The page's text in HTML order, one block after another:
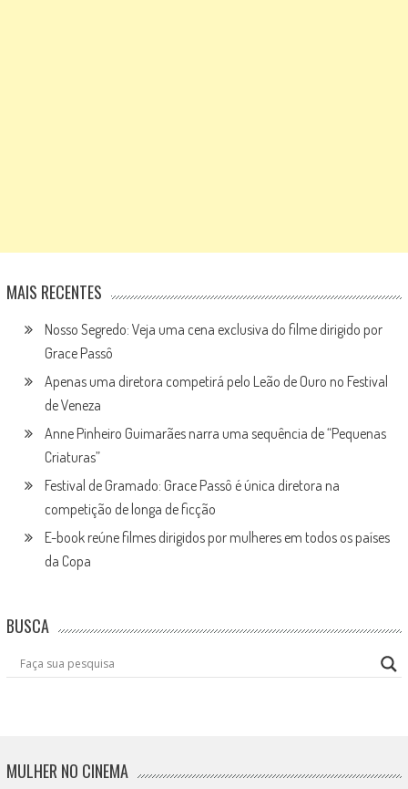
MAIS RECENTES
Nosso Segredo: Veja uma cena exclusiva do filme dirigido por
Grace Passô
Apenas uma diretora competirá pelo Leão de Ouro no Festival
de Veneza
Anne Pinheiro Guimarães narra uma sequência de “Pequenas
Criaturas”
Festival de Gramado: Grace Passô é única diretora na
competição de longa de ficção
E-book reúne filmes dirigidos por mulheres em todos os países
da Copa
BUSCA
MULHER NO CINEMA